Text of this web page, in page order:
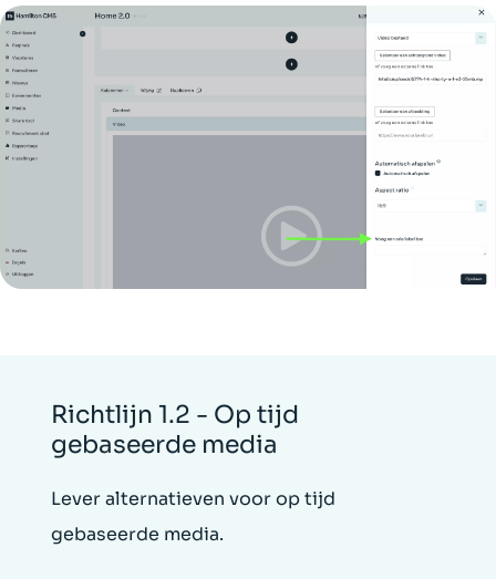
Richtlijn 1.2 - Op tijd
gebaseerde media
Lever alternatieven voor op tijd
gebaseerde media.